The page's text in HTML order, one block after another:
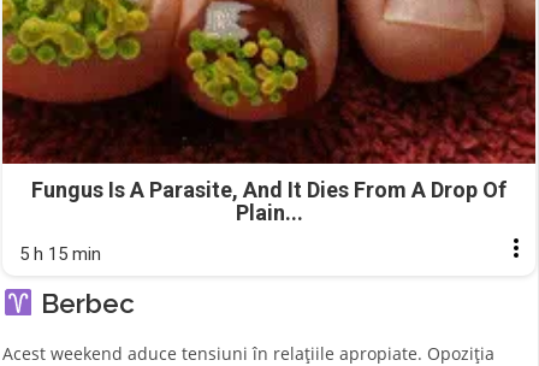
Fungus Is A Parasite, And It Dies From A Drop Of
Plain...
5 h 15 min
Berbec
Acest weekend aduce tensiuni în relațiile apropiate. Opoziția